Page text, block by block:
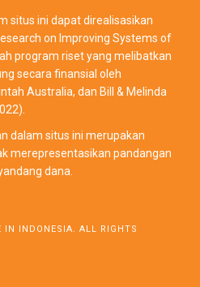
situs ini dapat direalisasikan
on Improving Systems of
program riset yang melibatkan
secara finansial oleh
Australia, dan Bill & Melinda
dalam situs ini merupakan
merepresentasikan pandangan
dana.
INDONESIA. ALL RIGHTS